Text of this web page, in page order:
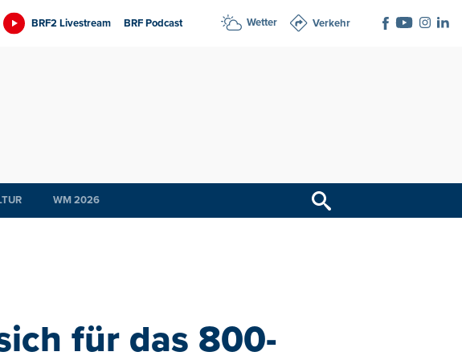
BRF2 Livestream BRF Podcast Wetter Verkehr
WM 2026
für das 800-